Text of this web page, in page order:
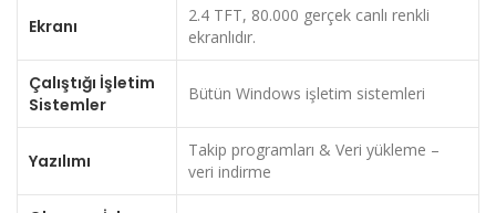
Ekranı
2.4 TFT, 80.000 gerçek canlı renkli
ekranlıdır.
Çalıştığı İşletim
Sistemler
Bütün Windows işletim sistemleri
Yazılımı
Takip programları & Veri yükleme –
veri indirme